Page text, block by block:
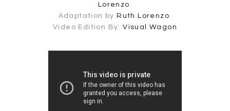
Lorenzo .
Adaptation byRuth Lorenzo.
Video Edition By:Visual Wagon